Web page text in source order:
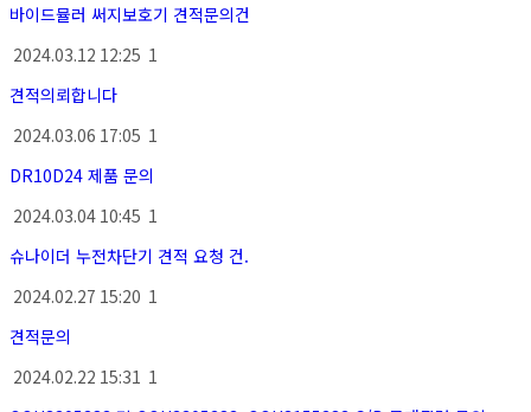
바이드뮬러 써지보호기 견적문의건
2024.03.12 12:25 1
견적의뢰합니다
2024.03.06 17:05 1
DR10D24 제품 문의
2024.03.04 10:45 1
슈나이더 누전차단기 견적 요청 건.
2024.02.27 15:20 1
견적문의
2024.02.22 15:31 1